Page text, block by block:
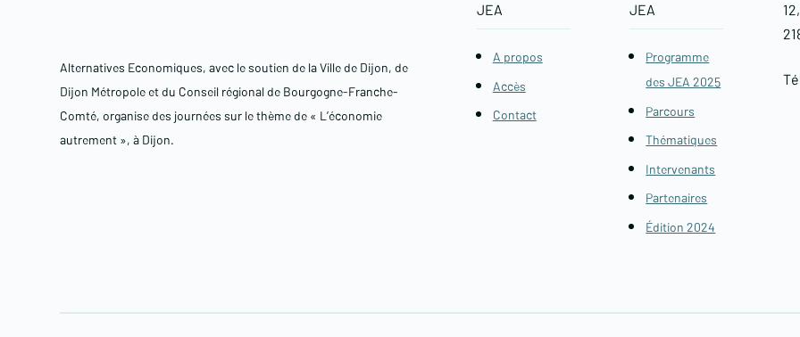
Alternatives Economiques, avec le soutien de la Ville de Dijon, de
Dijon Métropole et du Conseil régional de Bourgogne-Franche-
Comté, organise des journées sur le thème de « L’économie
autrement », à Dijon.
JEA
A propos
Accès
Contact
JEA
Programme
des JEA 2025
Parcours
Thématiques
Intervenants
Partenaires
Édition 2024